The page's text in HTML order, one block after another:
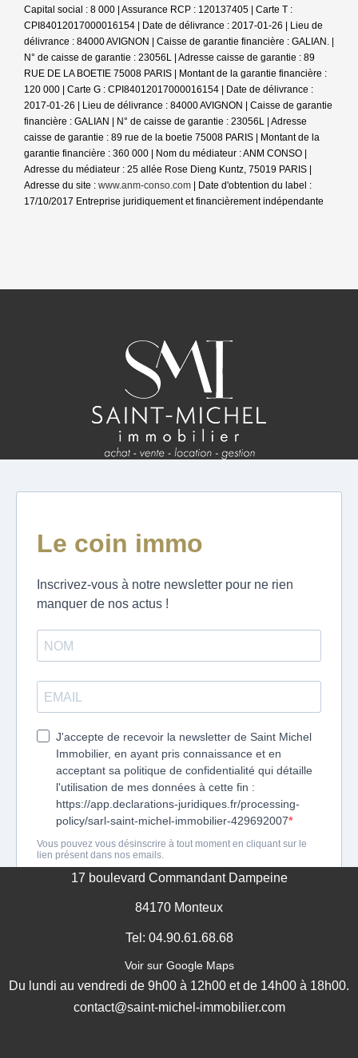
Capital social : 8 000 | Assurance RCP : 120137405 | Carte T :
CPI84012017000016154 | Date de délivrance : 2017-01-26 | Lieu de
délivrance : 84000 AVIGNON | Caisse de garantie financière : GALIAN. |
N° de caisse de garantie : 23056L | Adresse caisse de garantie : 89
RUE DE LA BOETIE 75008 PARIS | Montant de la garantie financière :
120 000 | Carte G : CPI84012017000016154 | Date de délivrance :
2017-01-26 | Lieu de délivrance : 84000 AVIGNON | Caisse de garantie
financière : GALIAN | N° de caisse de garantie : 23056L | Adresse
caisse de garantie : 89 rue de la boetie 75008 PARIS | Montant de la
garantie financière : 360 000 | Nom du médiateur : ANM CONSO |
Adresse du médiateur : 25 allée Rose Dieng Kuntz, 75019 PARIS |
Adresse du site : www.anm-conso.com | Date d'obtention du label :
17/10/2017 Entreprise juridiquement et financièrement indépendante
17 boulevard Commandant Dampeine
84170 Monteux
Tel: 04.90.61.68.68
Voir sur Google Maps
Du lundi au vendredi de 9h00 à 12h00 et de 14h00 à 18h00.
contact@saint-michel-immobilier.com